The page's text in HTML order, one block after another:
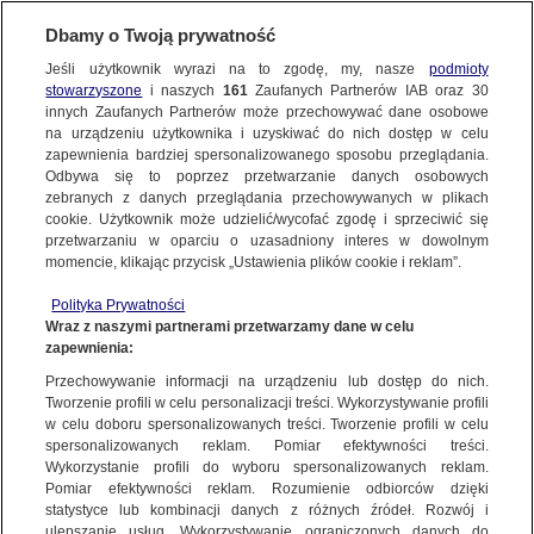
FAKTY | ZOBACZ FAKTY
"100 konkretów na pierwsze 100 dni". Koalicja Obywatelska przedstawiła
swój program
NAJNOWSZE
ZOBACZ FAKTY
FAKTY PO FAKTACH
FAKTY O ŚWIECIE
WIĘCEJ
KANAŁY
Dzień dobry!
Jedno konto do wszystkich usług
Dbamy o Twoją prywatność
Jeśli użytkownik wyrazi na to zgodę, my, nasze podmioty
stowarzyszone i naszych 161Zaufanych Partnerów IAB oraz 30
innych Zaufanych Partnerów może przechowywać dane osobowe
na urządzeniu użytkownika i uzyskiwać do nich dostęp w celu
zapewnienia bardziej spersonalizowanego sposobu przeglądania.
Odbywa się to poprzez przetwarzanie danych osobowych
zebranych z danych przeglądania przechowywanych w plikach
cookie. Użytkownik może udzielić/wycofać zgodę i sprzeciwić się
przetwarzaniu w oparciu o uzasadniony interes w dowolnym
momencie, klikając przycisk „Ustawienia plików cookie i reklam”.
Polityka Prywatności
Wraz z naszymi partnerami przetwarzamy dane w celu
zapewnienia:
Przechowywanie informacji na urządzeniu lub dostęp do nich.
Tworzenie profili w celu personalizacji treści. Wykorzystywanie profili
w celu doboru spersonalizowanych treści. Tworzenie profili w celu
spersonalizowanych reklam. Pomiar efektywności treści.
Wykorzystanie profili do wyboru spersonalizowanych reklam.
Pomiar efektywności reklam. Rozumienie odbiorców dzięki
statystyce lub kombinacji danych z różnych źródeł. Rozwój i